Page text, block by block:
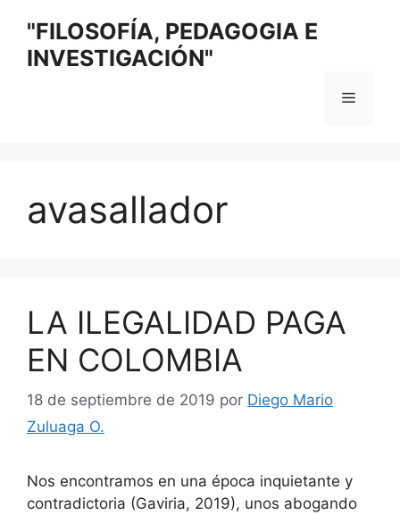
contenido
"FILOSOFÍA, PEDAGOGIA E
INVESTIGACIÓN"
Menú
avasallador
LA ILEGALIDAD PAGA
EN COLOMBIA
18 de septiembre de 2019 por Diego Mario
Zuluaga O.
Nos encontramos en una época inquietante y
contradictoria (Gaviria, 2019), unos abogando